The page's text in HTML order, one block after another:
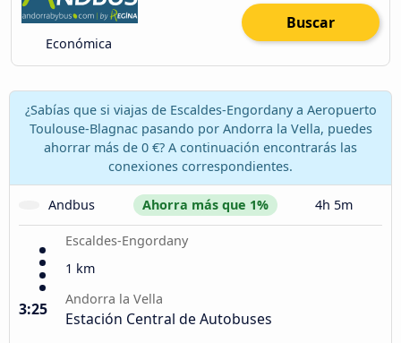
Económica
Buscar
¿Sabías que si viajas de Escaldes-Engordany a Aeropuerto
Toulouse-Blagnac pasando por Andorra la Vella, puedes
ahorrar más de 0 €? A continuación encontrarás las
conexiones correspondientes.
Andbus Ahorra más que 1% 4h 5m
Escaldes-Engordany
1 km
3:25
Andorra la Vella
Estación Central de Autobuses